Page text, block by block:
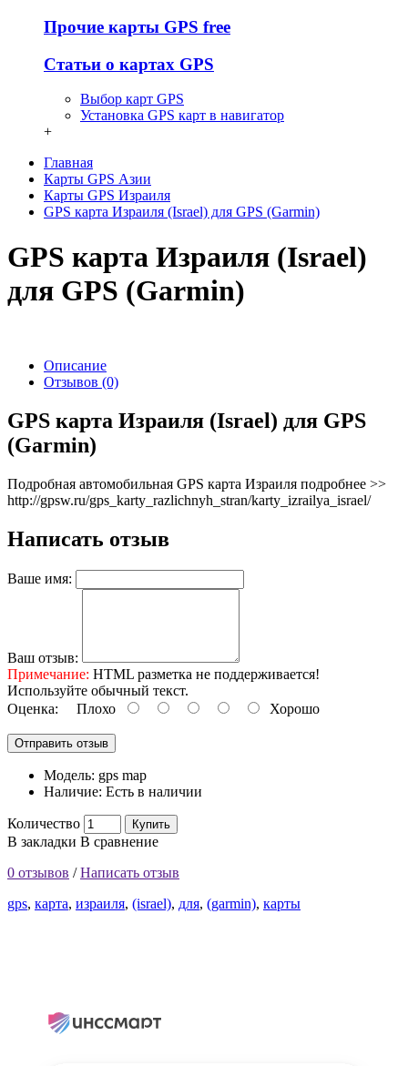
Прочие карты GPS free
Статьи о картах GPS
Выбор карт GPS
Установка GPS карт в навигатор
+
Главная
Карты GPS Азии
Карты GPS Израиля
GPS карта Израиля (Israel) для GPS (Garmin)
GPS карта Израиля (Israel)
для GPS (Garmin)
Описание
Отзывов (0)
GPS карта Израиля (Israel) для GPS
(Garmin)
Подробная автомобильная GPS карта Израиля подробнее >>
http://gpsw.ru/gps_karty_razlichnyh_stran/karty_izrailya_israel/
Написать отзыв
Ваше имя:
Ваш отзыв:
Примечание: HTML разметка не поддерживается!
Используйте обычный текст.
Оценка: Плохо Хорошо
Отправить отзыв
Модель: gps map
Наличие: Есть в наличии
Количество Купить
В закладки В сравнение
0 отзывов /Написать отзыв
gps, карта, израиля, (israel), для, (garmin), карты